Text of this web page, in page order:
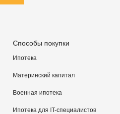
Способы покупки
Ипотека
Материнский капитал
Военная ипотека
Ипотека для IT-специалистов